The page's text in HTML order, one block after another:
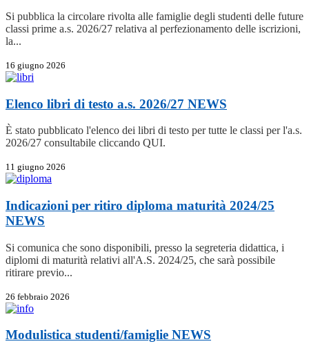
Si pubblica la circolare rivolta alle famiglie degli studenti delle future
classi prime a.s. 2026/27 relativa al perfezionamento delle iscrizioni,
la...
16 giugno 2026
Elenco libri di testo a.s. 2026/27 NEWS
È stato pubblicato l'elenco dei libri di testo per tutte le classi per l'a.s.
2026/27 consultabile cliccando QUI.
11 giugno 2026
Indicazioni per ritiro diploma maturità 2024/25
NEWS
Si comunica che sono disponibili, presso la segreteria didattica, i
diplomi di maturità relativi all'A.S. 2024/25, che sarà possibile
ritirare previo...
26 febbraio 2026
Modulistica studenti/famiglie NEWS